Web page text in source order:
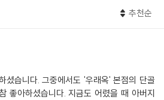
꼭 같은 실수를 반복하는 것을 흔히 볼 수
결과도 있습니다. ‘저 사람은 그럴 것이
르게 작용하여 상대방에게 영향을 끼친다
추천순
셨습니다. 그중에서도 '우래옥' 본점의 단골
좋아하셨습니다. 지금도 어렸을 때 아버지